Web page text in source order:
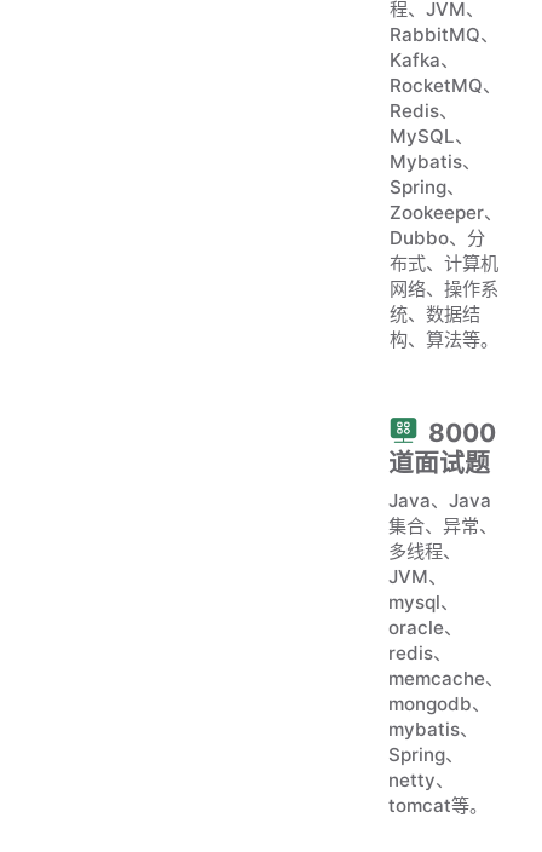
程、JVM、
RabbitMQ、
Kafka、
RocketMQ、
Redis、
MySQL、
Mybatis、
Spring、
Zookeeper、
Dubbo、分
布式、计算机
网络、操作系
统、数据结
构、算法等。
8000
道面试题
Java、Java
集合、异常、
多线程、
JVM、
mysql、
oracle、
redis、
memcache、
mongodb、
mybatis、
Spring、
netty、
tomcat等。